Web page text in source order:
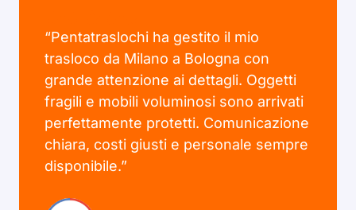
“Pentatraslochi ha gestito il mio
trasloco da Milano a Bologna con
grande attenzione ai dettagli. Oggetti
fragili e mobili voluminosi sono arrivati
perfettamente protetti. Comunicazione
chiara, costi giusti e personale sempre
disponibile.”